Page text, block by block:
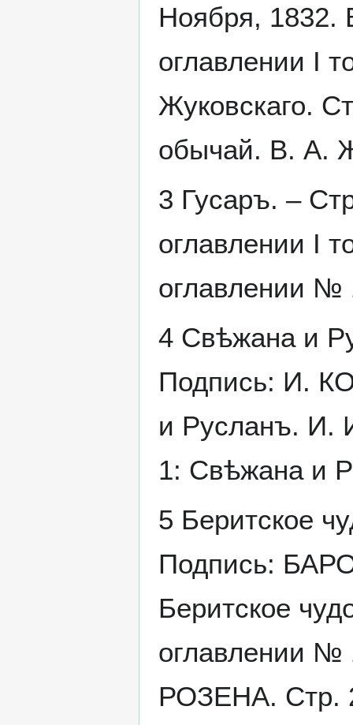
Ноября, 1832.
оглавлении I
Жуковскаго.
обычай. В. А.
3 Гусаръ. –
оглавлении I
оглавлении
4 Свѣжана и
Подпись: И.
и Русланъ. И.
1: Свѣжана и
5 Беритское
Подпись:
Беритское
оглавлении
РОЗЕНА. Стр.